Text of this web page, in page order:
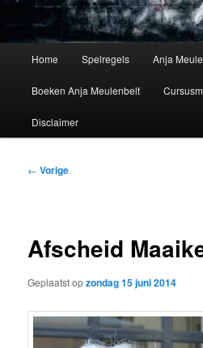
Home Spelregels Anja
Boeken Anja Meulenbelt
Disclaimer
Bericht
← Vorige
Afscheid
Geplaatst opzondag 15 juni 2014